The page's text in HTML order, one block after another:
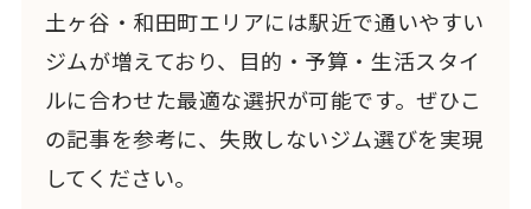
土ヶ谷・和田町エリアには駅近で通いやすい
ジムが増えており、目的・予算・生活スタイ
ルに合わせた最適な選択が可能です。ぜひこ
の記事を参考に、失敗しないジム選びを実現
してください。